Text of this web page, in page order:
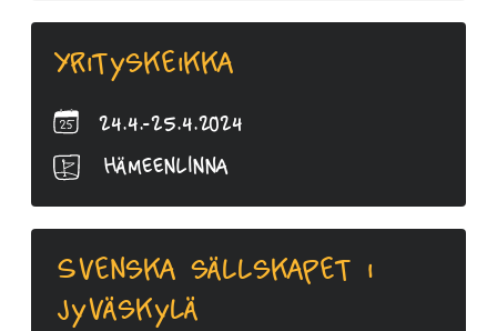
Yrityskeikka
24.4.-25.4.2024
Hämeenlinna
Svenska sällskapet i
Jyväskylä